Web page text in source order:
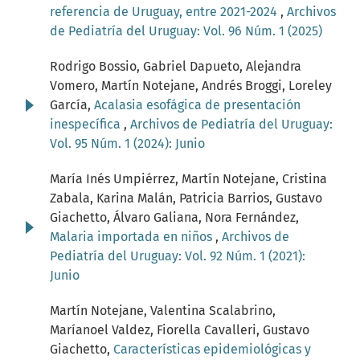
referencia de Uruguay, entre 2021-2024 , Archivos
de Pediatría del Uruguay: Vol. 96 Núm. 1 (2025)
Rodrigo Bossio, Gabriel Dapueto, Alejandra
Vomero, Martín Notejane, Andrés Broggi, Loreley
García, Acalasia esofágica de presentación
inespecífica , Archivos de Pediatría del Uruguay:
Vol. 95 Núm. 1 (2024): Junio
María Inés Umpiérrez, Martín Notejane, Cristina
Zabala, Karina Malán, Patricia Barrios, Gustavo
Giachetto, Álvaro Galiana, Nora Fernández,
Malaria importada en niños , Archivos de
Pediatría del Uruguay: Vol. 92 Núm. 1 (2021):
Junio
Martín Notejane, Valentina Scalabrino,
Maríanoel Valdez, Fiorella Cavalleri, Gustavo
Giachetto, Características epidemiológicas y